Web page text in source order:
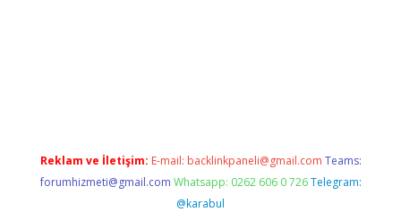
Reklam ve İletişim: E-mail: backlinkpaneli@gmail.com Teams:
forumhizmeti@gmail.com Whatsapp: 0262 606 0 726 Telegram:
@karabul